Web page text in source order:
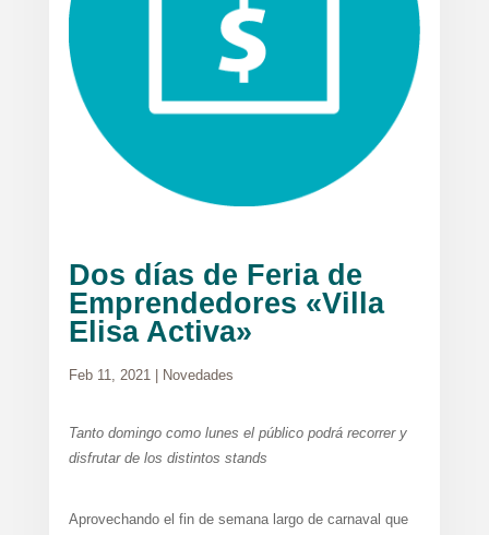
Dos días de Feria de
Emprendedores «Villa
Elisa Activa»
Feb 11, 2021 | Novedades
Tanto domingo como lunes el público podrá recorrer y
disfrutar de los distintos stands
Aprovechando el fin de semana largo de carnaval que